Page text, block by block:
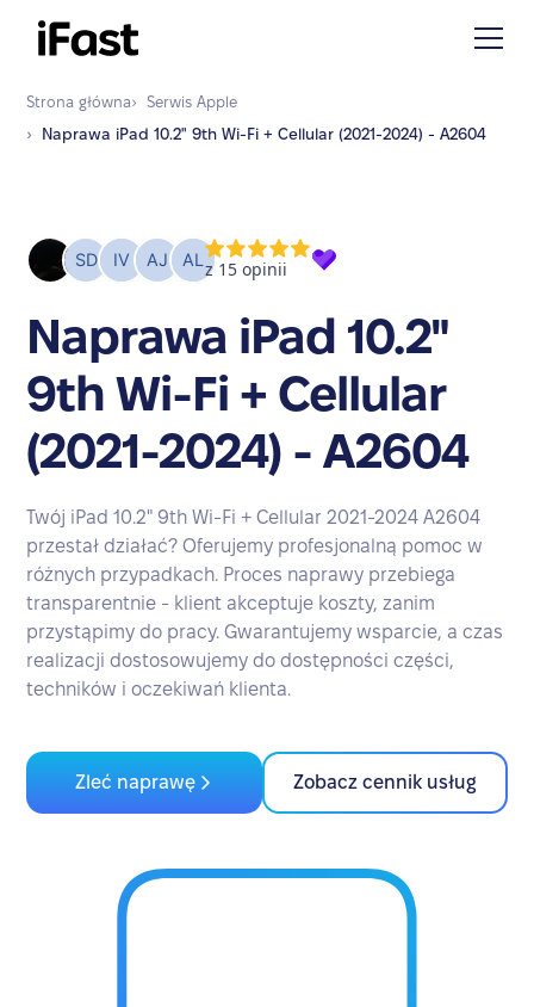
Strona główna› Serwis Apple
›
Naprawa iPad 10.2" 9th Wi-Fi + Cellular (2021-2024) - A2604
Naprawa iPad 10.2"
9th Wi-Fi + Cellular
(2021-2024) - A2604
Twój iPad 10.2" 9th Wi-Fi + Cellular 2021-2024 A2604
przestał działać? Oferujemy profesjonalną pomoc w
różnych przypadkach. Proces naprawy przebiega
transparentnie - klient akceptuje koszty, zanim
przystąpimy do pracy. Gwarantujemy wsparcie, a czas
realizacji dostosowujemy do dostępności części,
techników i oczekiwań klienta.
Zleć naprawę Zobacz cennik usług